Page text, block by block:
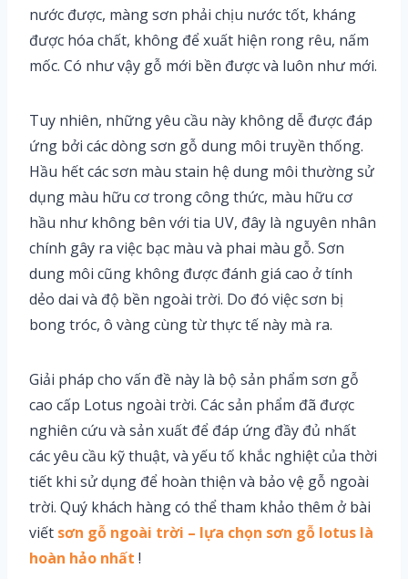
nước được, màng sơn phải chịu nước tốt, kháng
được hóa chất, không để xuất hiện rong rêu, nấm
mốc. Có như vậy gỗ mới bền được và luôn như mới.
Tuy nhiên, những yêu cầu này không dễ được đáp
ứng bởi các dòng sơn gỗ dung môi truyền thống.
Hầu hết các sơn màu stain hệ dung môi thường sử
dụng màu hữu cơ trong công thức, màu hữu cơ
hầu như không bên với tia UV, đây là nguyên nhân
chính gây ra việc bạc màu và phai màu gỗ. Sơn
dung môi cũng không được đánh giá cao ở tính
dẻo dai và độ bền ngoài trời. Do đó việc sơn bị
bong tróc, ô vàng cùng từ thực tế này mà ra.
Giải pháp cho vấn đề này là bộ sản phẩm sơn gỗ
cao cấp Lotus ngoài trời. Các sản phẩm đã được
nghiên cứu và sản xuất để đáp ứng đầy đủ nhất
các yêu cầu kỹ thuật, và yếu tố khắc nghiệt của thời
tiết khi sử dụng để hoàn thiện và bảo vệ gỗ ngoài
trời. Quý khách hàng có thể tham khảo thêm ở bài
viết sơn gỗ ngoài trời – lựa chọn sơn gỗ lotus là
hoàn hảo nhất !